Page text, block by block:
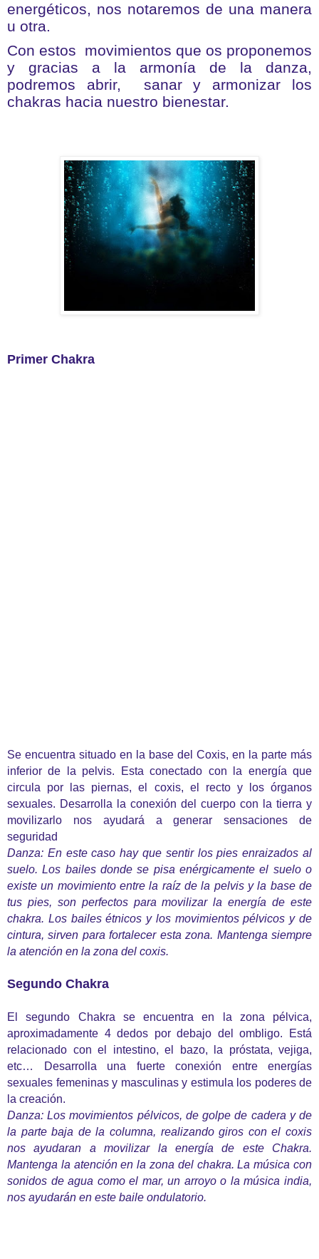
energéticos, nos notaremos de una manera
u otra.
Con estos movimientos que os proponemos
y gracias a la armonía de la danza,
podremos abrir, sanar y armonizar los
chakras hacia nuestro bienestar.
Primer Chakra
Se encuentra situado en la base del Coxis, en la parte más
inferior de la pelvis. Esta conectado con la energía que
circula por las piernas, el coxis, el recto y los órganos
sexuales. Desarrolla la conexión del cuerpo con la tierra y
movilizarlo nos ayudará a generar sensaciones de
seguridad
Danza: En este caso hay que sentir los pies enraizados al
suelo. Los bailes donde se pisa enérgicamente el suelo o
existe un movimiento entre la raíz de la pelvis y la base de
tus pies, son perfectos para movilizar la energía de este
chakra. Los bailes étnicos y los movimientos pélvicos y de
cintura, sirven para fortalecer esta zona. Mantenga siempre
la atención en la zona del coxis.
Segundo Chakra
El segundo Chakra se encuentra en la zona pélvica,
aproximadamente 4 dedos por debajo del ombligo. Está
relacionado con el intestino, el bazo, la próstata, vejiga,
etc… Desarrolla una fuerte conexión entre energías
sexuales femeninas y masculinas y estimula los poderes de
la creación.
Danza: Los movimientos pélvicos, de golpe de cadera y de
la parte baja de la columna, realizando giros con el coxis
nos ayudaran a movilizar la energía de este Chakra.
Mantenga la atención en la zona del chakra. La música con
sonidos de agua como el mar, un arroyo o la música india,
nos ayudarán en este baile ondulatorio.